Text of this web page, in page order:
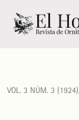
La teoría del
VOL. 3 NÚM. 3 (1924)